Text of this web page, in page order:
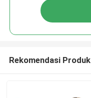
Rekomendasi Produk